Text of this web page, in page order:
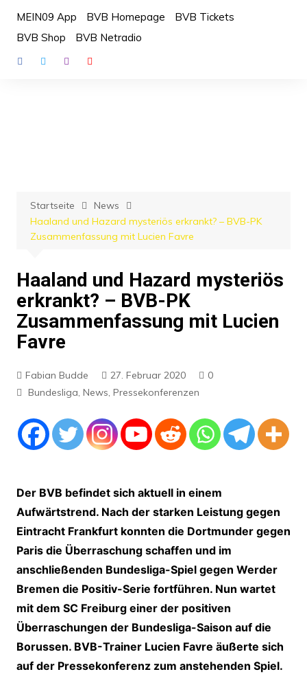
Inhalt
springen
MEIN09 App BVB Homepage
BVB Tickets
BVB Shop
BVB Netradio
Startseite
News
Haaland und Hazard mysteriös erkrankt? – BVB-PK
Zusammenfassung mit Lucien Favre
Haaland und Hazard mysteriös
erkrankt? – BVB-PK
Zusammenfassung mit Lucien
Favre
Fabian Budde 27. Februar 2020
0
Bundesliga, News, Pressekonferenzen
Der BVB befindet sich aktuell in einem
Aufwärtstrend. Nach der starken Leistung gegen
Eintracht Frankfurt konnten die Dortmunder gegen
Paris die Überraschung schaffen und im
anschließenden Bundesliga-Spiel gegen Werder
Bremen die Positiv-Serie fortführen. Nun wartet
mit dem SC Freiburg einer der positiven
Überraschungen der Bundesliga-Saison auf die
Borussen. BVB-Trainer Lucien Favre äußerte sich
auf der Pressekonferenz zum anstehenden Spiel.